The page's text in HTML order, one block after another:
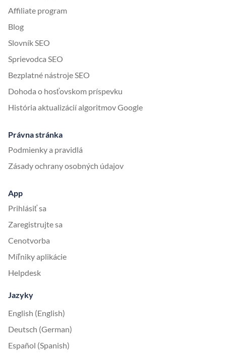
Affiliate program
Blog
Slovník SEO
Sprievodca SEO
Bezplatné nástroje SEO
Dohoda o hosťovskom príspevku
História aktualizácií algoritmov Google
Právna stránka
Podmienky a pravidlá
Zásady ochrany osobných údajov
App
Prihlásiť sa
Zaregistrujte sa
Cenotvorba
Míľniky aplikácie
Helpdesk
Jazyky
English (English)
Deutsch (German)
Español (Spanish)